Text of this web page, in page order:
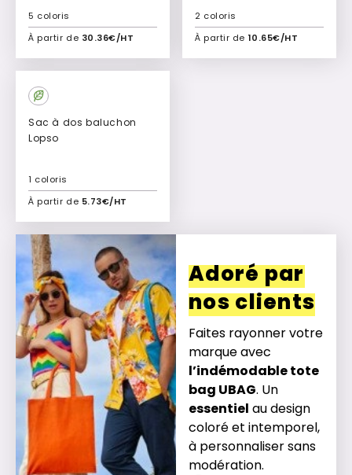
À partir de 30.36€/HT
5 coloris
Ajouter à mon devis
À partir de 10.65€/HT
2 coloris
Ajouter à mon devis
Sac à dos baluchon
Lopso
À partir de 5.73€/HT
1 coloris
Ajouter à mon devis
Adoré par
nos clients
Faites rayonner votre
marque avec
l’indémodable tote
bag UBAG. Un
essentiel au design
coloré et intemporel,
à personnaliser sans
modération.